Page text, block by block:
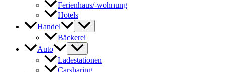
Ferienhaus/-wohnung
Hotels
Handel
Bäckerei
Auto
Ladestationen
Carsharing